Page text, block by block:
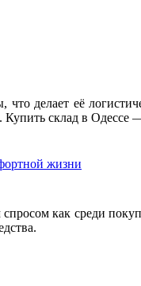
делает её
склад в Одессе
жизни
как среди